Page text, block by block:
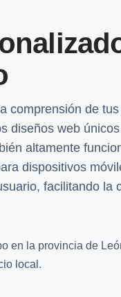
comprensión de
diseños web
altamente
dispositivos
facilitando la
en la provincia de
local.